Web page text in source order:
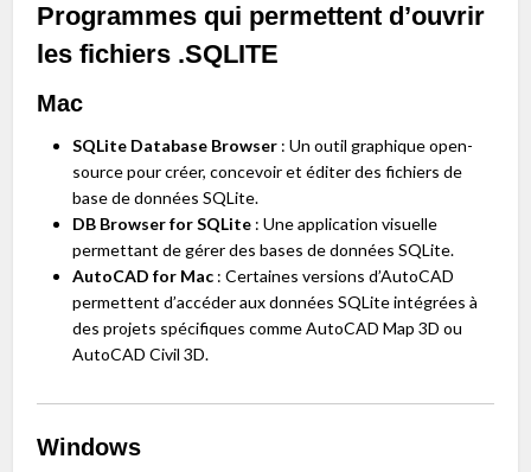
Programmes qui permettent d’ouvrir
les fichiers .SQLITE
Mac
SQLite Database Browser : Un outil graphique open-
source pour créer, concevoir et éditer des fichiers de
base de données SQLite.
DB Browser for SQLite : Une application visuelle
permettant de gérer des bases de données SQLite.
AutoCAD for Mac : Certaines versions d’AutoCAD
permettent d’accéder aux données SQLite intégrées à
des projets spécifiques comme AutoCAD Map 3D ou
AutoCAD Civil 3D.
Windows